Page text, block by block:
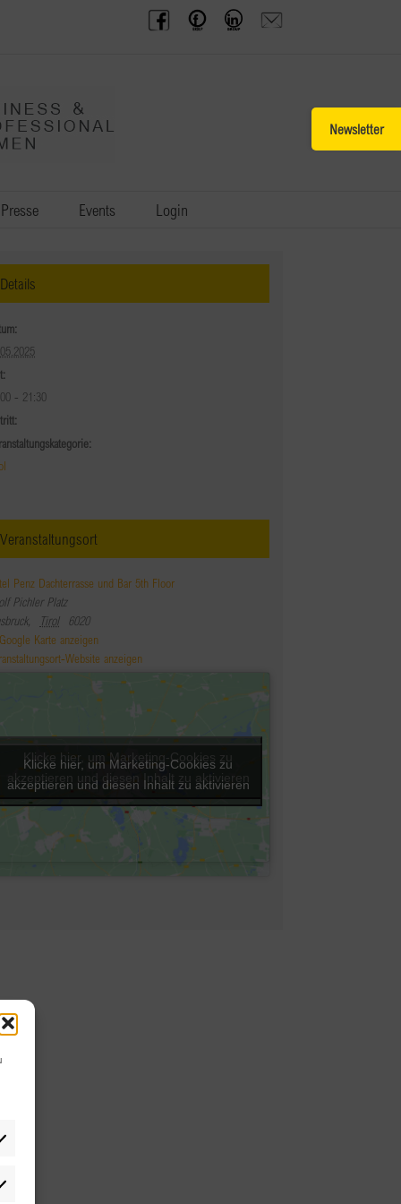
BPW
Austria
Offenes
Frauennetzwerk
BPW
Gruppe
Anfrage
schicken
Presse Events Login
Details
- 21:30
Veranstaltungsort
Penz Dachterrasse und Bar 5th Floor
Pichler Platz
, Tirol
6020
Google Karte anzeigen
Website anzeigen
Klicke hier, um Marketing-Cookies zu
akzeptieren und diesen Inhalt zu aktivieren
Klicke hier, um Marketing-Cookies zu
akzeptieren und diesen Inhalt zu aktivieren
Sliding